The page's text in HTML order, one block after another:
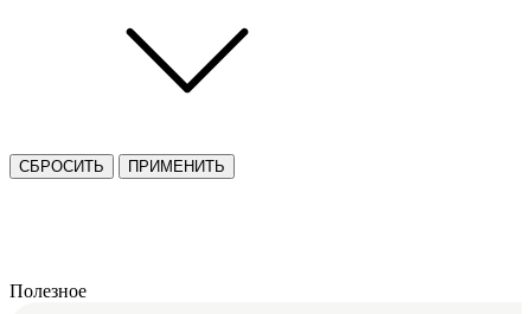
СБРОСИТЬ ПРИМЕНИТЬ
Полезное